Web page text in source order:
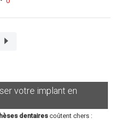
votre implant en
dentaires coûtent chers :